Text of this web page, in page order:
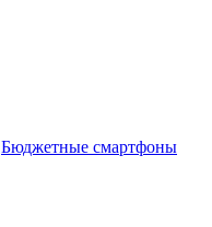
Бюджетные смартфоны